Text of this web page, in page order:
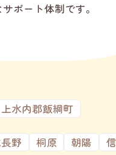
ポート体制です。
上水内郡飯綱町
野 桐原 朝陽